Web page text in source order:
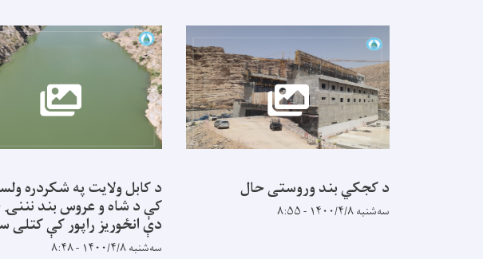
د کجکي بند وروستی حال
سه‌شنبه ۱۴۰۰/۴/۸ - ۸:۵۵
د کابل ولایت په شکردره
کې د شاه و عروس بند نننۍ
دې انځوریز راپور کې
سه‌شنبه ۱۴۰۰/۴/۸ - ۸:۴۸